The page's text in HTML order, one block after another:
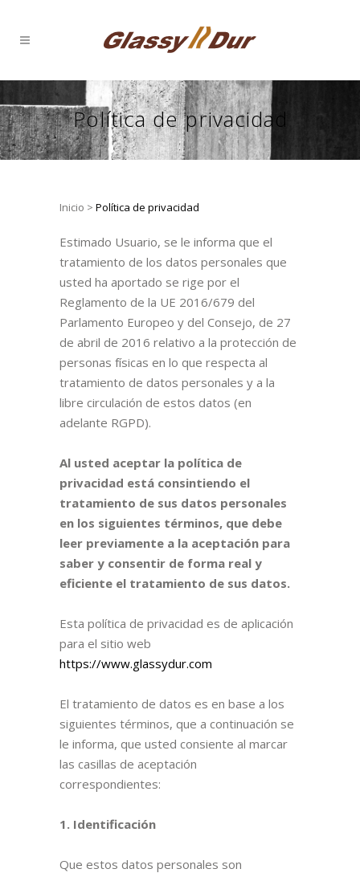
Política de privacidad
Inicio > Política de privacidad
Estimado Usuario, se le informa que el
tratamiento de los datos personales que
usted ha aportado se rige por el
Reglamento de la UE 2016/679 del
Parlamento Europeo y del Consejo, de 27
de abril de 2016 relativo a la protección de
personas físicas en lo que respecta al
tratamiento de datos personales y a la
libre circulación de estos datos (en
adelante RGPD).
Al usted aceptar la política de
privacidad está consintiendo el
tratamiento de sus datos personales
en los siguientes términos, que debe
leer previamente a la aceptación para
saber y consentir de forma real y
eficiente el tratamiento de sus datos.
Esta política de privacidad es de aplicación
para el sitio web
https://www.glassydur.com
El tratamiento de datos es en base a los
siguientes términos, que a continuación se
le informa, que usted consiente al marcar
las casillas de aceptación
correspondientes:
1. Identificación
Que estos datos personales son